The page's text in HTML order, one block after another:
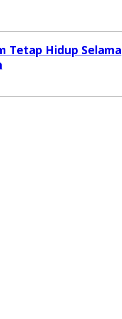
Tetap Hidup Selama